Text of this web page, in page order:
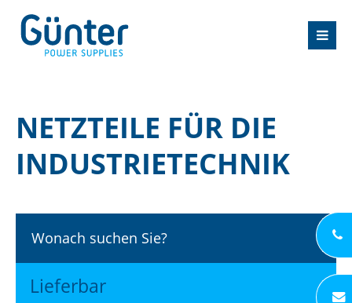
NETZTEILE FÜR DIE
INDUSTRIETECHNIK
Wonach suchen Sie?
Lieferbar